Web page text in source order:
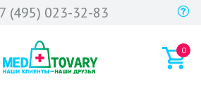
(495) 023-32-83
0